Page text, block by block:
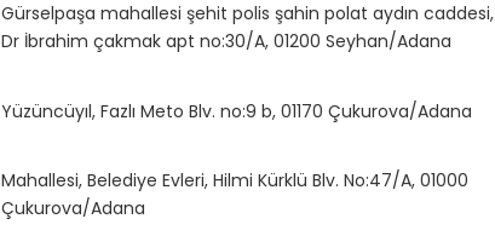
Gürselpaşa mahallesi şehit polis şahin polat aydın caddesi,
Dr İbrahim çakmak apt no:30/A, 01200 Seyhan/Adana
Yüzüncüyıl, Fazlı Meto Blv. no:9 b, 01170 Çukurova/Adana
Mahallesi, Belediye Evleri, Hilmi Kürklü Blv. No:47/A, 01000
Çukurova/Adana